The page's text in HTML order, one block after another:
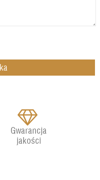
Gwarancja
jakości